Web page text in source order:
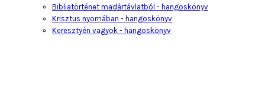
Bibliatörténet madártávlatból - hangoskönyv
Krisztus nyomában - hangoskönyv
Keresztyén vagyok - hangoskönyv